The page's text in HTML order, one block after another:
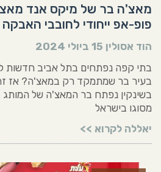
מאצ'ה בר של מיקס אנד
פופ-אפ ייחודי לחובבי
הוד אסולין 15 ביולי 2024
בתי קפה נפתחים בתל אביב חדשות
בעיר בר שמתמקד רק במאצ'ה? אז
מסוגו בישראל
יאללה לקרוא >>